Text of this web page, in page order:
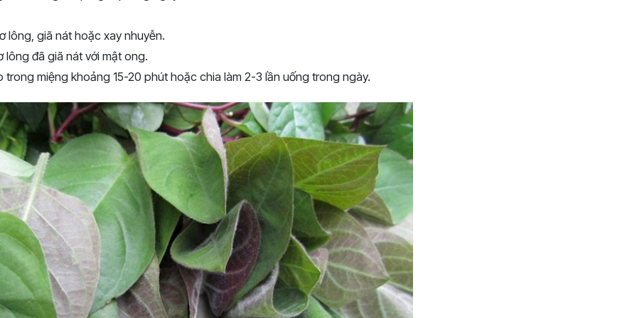
lông, giã nát hoặc xay nhuyễn.
lông đã giã nát với mật ong.
trong miệng khoảng 15-20 phút hoặc chia làm 2-3 lần uống trong ngày.